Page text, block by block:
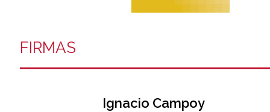
FIRMAS
Ignacio Campoy​